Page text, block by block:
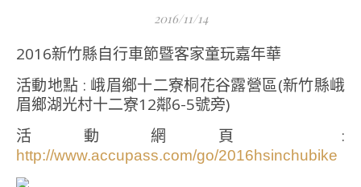
2016/11/14
2016新竹縣自行車節暨客家童玩嘉年華
活動地點 : 峨眉鄉十二寮桐花谷露營區(新竹縣峨
眉鄉湖光村十二寮12鄰6-5號旁)
活動網頁 :
http://www.accupass.com/go/2016hsinchubike